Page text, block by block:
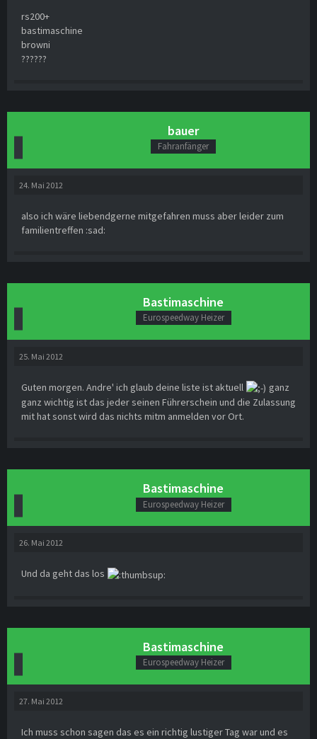
rs200+
bastimaschine
browni
??????
bauer
Fahranfänger
24. Mai 2012
also ich wäre liebendgerne mitgefahren muss aber leider zum
familientreffen :sad:
Bastimaschine
Eurospeedway Heizer
25. Mai 2012
Guten morgen. Andre' ich glaub deine liste ist aktuell
ganz
ganz wichtig ist das jeder seinen Führerschein und die Zulassung
mit hat sonst wird das nichts mitm anmelden vor Ort.
Bastimaschine
Eurospeedway Heizer
26. Mai 2012
Und da geht das los
Bastimaschine
Eurospeedway Heizer
27. Mai 2012
Ich muss schon sagen das es ein richtig lustiger Tag war und es